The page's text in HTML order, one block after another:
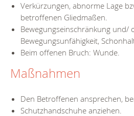
Verkürzungen, abnorme Lage
betroffenen Gliedmaßen.
Bewegungseinschränkung und/
Bewegungsunfähigkeit,
Beim offenen Bruch: Wunde.
Maßnahmen
Den Betroffenen ansprechen,
Schutzhandschuhe anziehen.